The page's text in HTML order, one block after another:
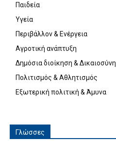
Παιδεία
Υγεία
Περιβάλλον & Ενέργεια
Αγροτική ανάπτυξη
Δημόσια διοίκηση & Δικαιοσύνη
Πολιτισμός & Αθλητισμός
Εξωτερική πολιτική & Άμυνα
Γλώσσες